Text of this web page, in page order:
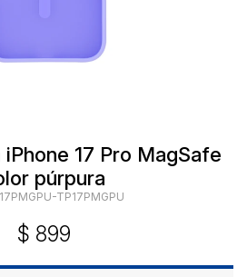
17 Pro MagSafe
púrpura
TP17PMGPU
$ 899